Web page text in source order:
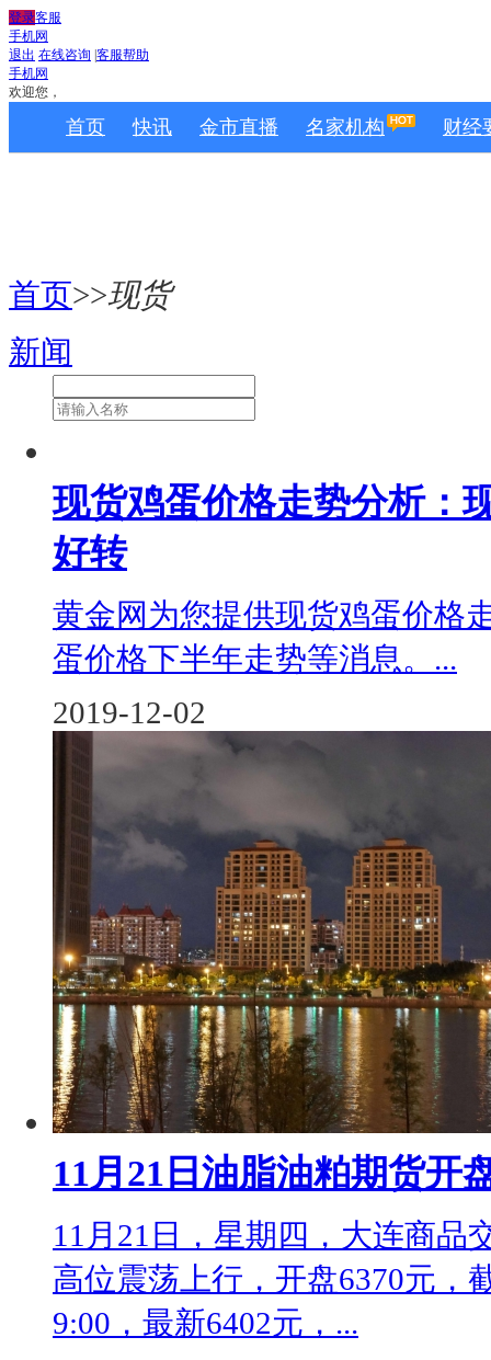
登录客服
手机网
退出 在线咨询 客服帮助
手机网
欢迎您，
首页 快讯 金市直播 名家机构 财经
首页>>现货
新闻
现货鸡蛋价格走势分析：
好转
黄金网为您提供现货鸡蛋价格
蛋价格下半年走势等消息。...
2019-12-02
11月21日油脂油粕期货开
11月21日，星期四，大连商品
高位震荡上行，开盘6370元，
9:00，最新6402元，...